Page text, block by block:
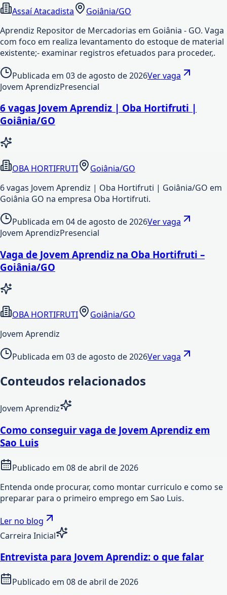
Assaí Atacadista
Goiânia/GO
Aprendiz Repositor de Mercadorias em Goiânia - GO. Vaga
com foco em realiza levantamento do estoque de material
existente;- examinar registros efetuados para proceder,.
Publicada em 03 de agosto de 2026Ver vaga
Jovem AprendizPresencial
6 vagas Jovem Aprendiz | Oba Hortifruti |
Goiânia/GO
OBA HORTIFRUTI
Goiânia/GO
6 vagas Jovem Aprendiz | Oba Hortifruti | Goiânia/GO em
Goiânia GO na empresa Oba Hortifruti.
Publicada em 04 de agosto de 2026Ver vaga
Jovem AprendizPresencial
Vaga de Jovem Aprendiz na Oba Hortifruti –
Goiânia/GO
OBA HORTIFRUTI
Goiânia/GO
Jovem Aprendiz
Publicada em 03 de agosto de 2026Ver vaga
Conteudos relacionados
Jovem Aprendiz
Como conseguir vaga de Jovem Aprendiz em
Sao Luis
Publicado em 08 de abril de 2026
Entenda onde procurar, como montar curriculo e como se
preparar para o primeiro emprego em Sao Luis.
Ler no blog
Carreira Inicial
Entrevista para Jovem Aprendiz: o que falar
Publicado em 08 de abril de 2026